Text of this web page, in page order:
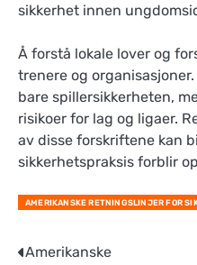
sikkerhet innen
Å forstå lokale lover og
trenere og
bare spillersikkerheten,
risikoer for lag og ligaer.
av disse forskriftene kan
sikkerhetspraksis forblir
AMERIKANSKE RETNINGSLINJER FOR
Post
Amerikanske